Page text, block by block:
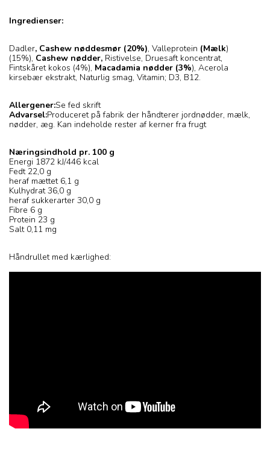
Ingredienser:
Dadler, Cashew nøddesmør (20%), Valleprotein (Mælk)
(15%), Cashew nødder, Ristivelse, Druesaft koncentrat,
Fintskåret kokos (4%), Macadamia nødder (3%), Acerola
kirsebær ekstrakt, Naturlig smag, Vitamin; D3, B12.
Allergener:Se fed skrift
Advarsel:Produceret på fabrik der håndterer jordnødder, mælk,
nødder, æg. Kan indeholde rester af kerner fra frugt
Næringsindhold pr. 100 g
Energi 1872 kJ/446 kcal
Fedt 22,0 g
heraf mættet 6,1 g
Kulhydrat 36,0 g
heraf sukkerarter 30,0 g
Fibre 6 g
Protein 23 g
Salt 0,11 mg
Håndrullet med kærlighed: